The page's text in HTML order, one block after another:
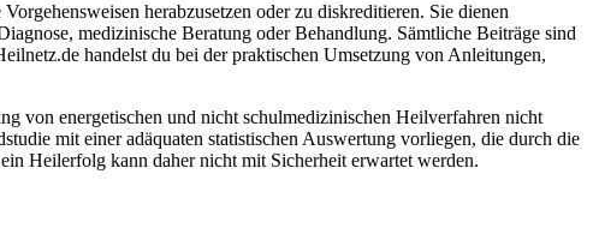
herabzusetzen oder zu diskreditieren. Sie dienen
medizinische Beratung oder Behandlung. Sämtliche Beiträge sind
handelst du bei der praktischen Umsetzung von Anleitungen,
von energetischen und nicht schulmedizinischen Heilverfahren nicht
mit einer adäquaten statistischen Auswertung vorliegen, die durch die
Heilerfolg kann daher nicht mit Sicherheit erwartet werden.